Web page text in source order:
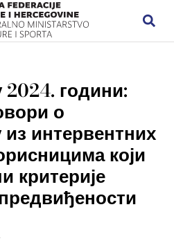
години:
о
интервентних
који
критерије